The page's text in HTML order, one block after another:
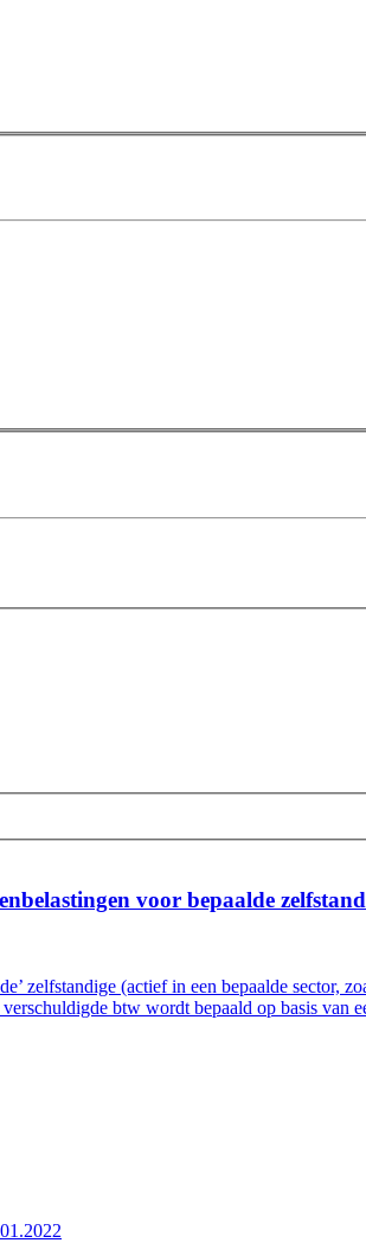
voor bepaalde
zelfstandige (actief in een bepaalde
btw wordt bepaald op basis